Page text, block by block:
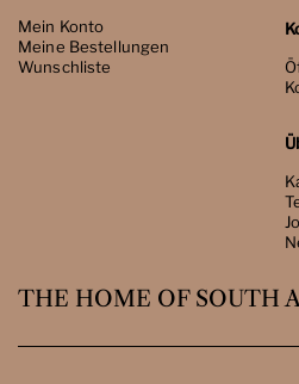
Mein Konto
Meine Bestellungen
Wunschliste
THE HOME OF SOUTH